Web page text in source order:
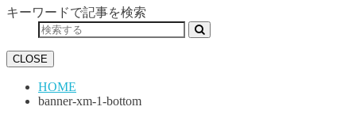
キーワードで記事を検索
CLOSE
HOME
banner-xm-1-bottom